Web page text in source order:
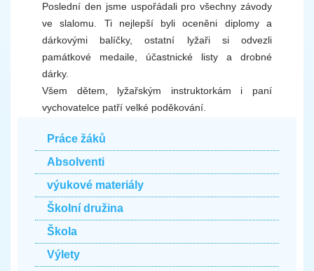
Poslední den jsme uspořádali pro všechny závody
ve slalomu. Ti nejlepší byli oceněni diplomy a
dárkovými balíčky, ostatní lyžaři si odvezli
památkové medaile, účastnické listy a drobné
dárky.
Všem dětem, lyžařským instruktorkám i paní
vychovatelce patří velké poděkování.
Práce žáků
Absolventi
výukové materiály
Školní družina
Škola
Výlety